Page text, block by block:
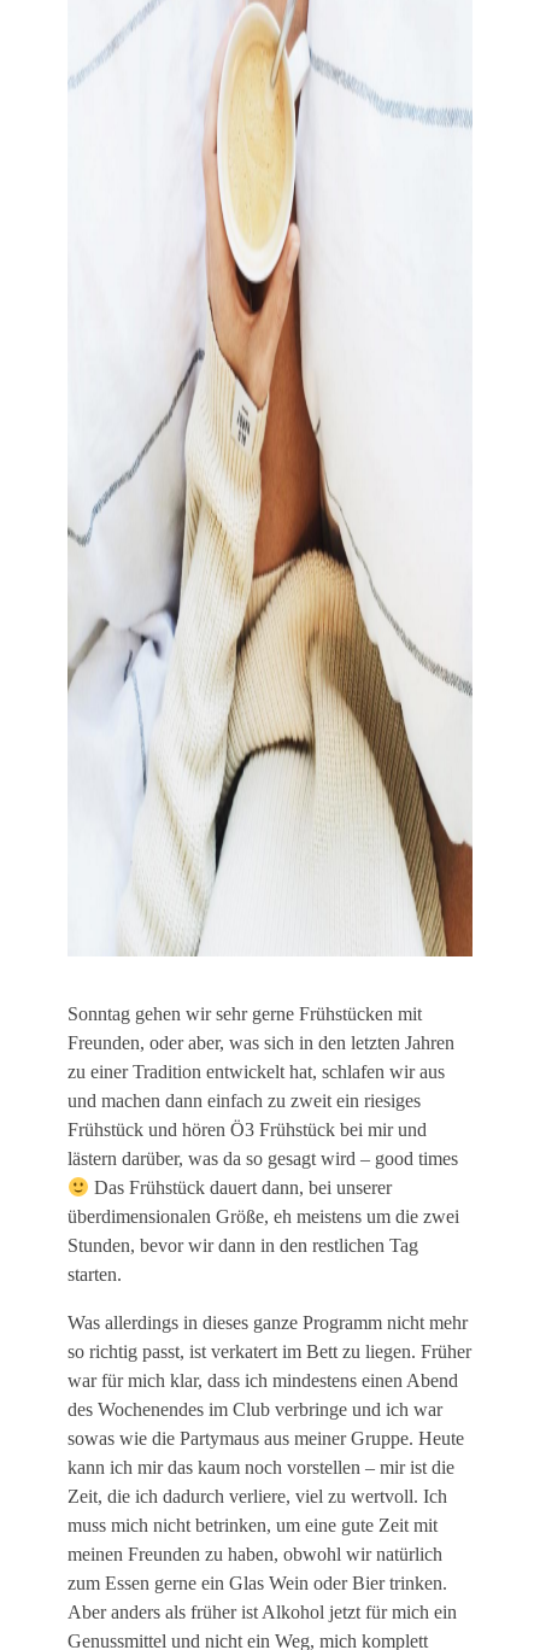
Sonntag gehen wir sehr gerne Frühstücken mit
Freunden, oder aber, was sich in den letzten Jahren
zu einer Tradition entwickelt hat, schlafen wir aus
und machen dann einfach zu zweit ein riesiges
Frühstück und hören Ö3 Frühstück bei mir und
lästern darüber, was da so gesagt wird – good times
Das Frühstück dauert dann, bei unserer
überdimensionalen Größe, eh meistens um die zwei
Stunden, bevor wir dann in den restlichen Tag
starten.
Was allerdings in dieses ganze Programm nicht mehr
so richtig passt, ist verkatert im Bett zu liegen. Früher
war für mich klar, dass ich mindestens einen Abend
des Wochenendes im Club verbringe und ich war
sowas wie die Partymaus aus meiner Gruppe. Heute
kann ich mir das kaum noch vorstellen – mir ist die
Zeit, die ich dadurch verliere, viel zu wertvoll. Ich
muss mich nicht betrinken, um eine gute Zeit mit
meinen Freunden zu haben, obwohl wir natürlich
zum Essen gerne ein Glas Wein oder Bier trinken.
Aber anders als früher ist Alkohol jetzt für mich ein
Genussmittel und nicht ein Weg, mich komplett